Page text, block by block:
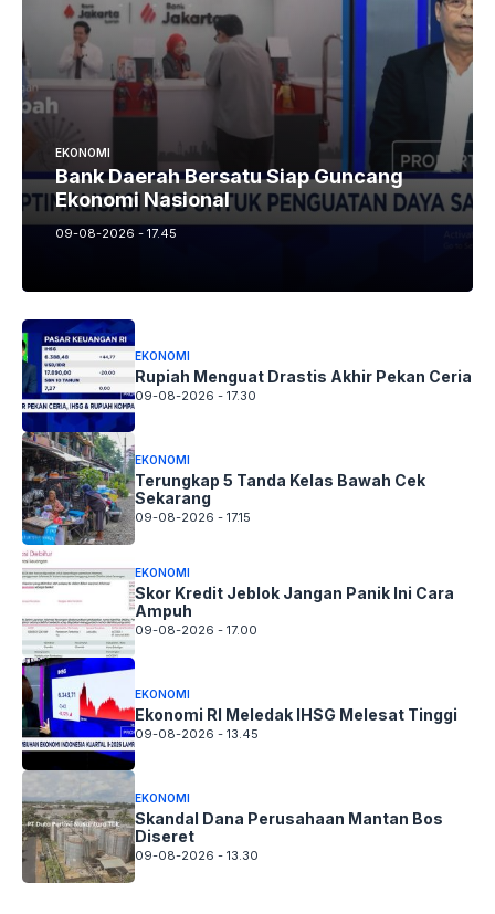
EKONOMI
Bank Daerah Bersatu Siap Guncang
Ekonomi Nasional
09-08-2026 - 17.45
EKONOMI
Rupiah Menguat Drastis Akhir Pekan Ceria
09-08-2026 - 17.30
EKONOMI
Terungkap 5 Tanda Kelas Bawah Cek
Sekarang
09-08-2026 - 17.15
EKONOMI
Skor Kredit Jeblok Jangan Panik Ini Cara
Ampuh
09-08-2026 - 17.00
EKONOMI
Ekonomi RI Meledak IHSG Melesat Tinggi
09-08-2026 - 13.45
EKONOMI
Skandal Dana Perusahaan Mantan Bos
Diseret
09-08-2026 - 13.30